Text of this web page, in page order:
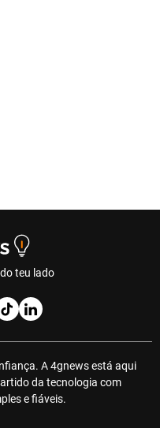
teu lado
A 4gnews está aqui
da tecnologia com
e fiáveis.